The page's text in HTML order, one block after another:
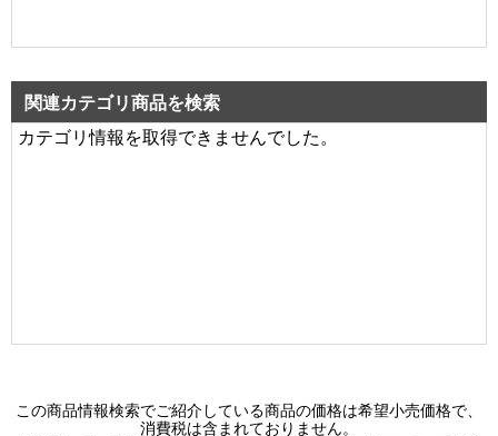
関連カテゴリ商品を検索
カテゴリ情報を取得できませんでした。
この商品情報検索でご紹介している商品の価格は希望小売価格で、
消費税は含まれておりません。